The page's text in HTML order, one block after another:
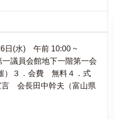
日(水) 午前 10:00 ~
議員会館地下一階第一会
）３．会費 無料４．式
言 会長田中幹夫（富山県